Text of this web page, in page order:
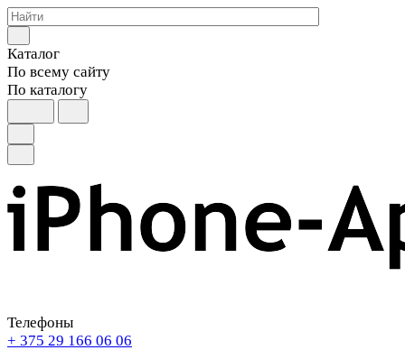
Каталог
По всему сайту
По каталогу
Телефоны
+ 375 29 166 06 06